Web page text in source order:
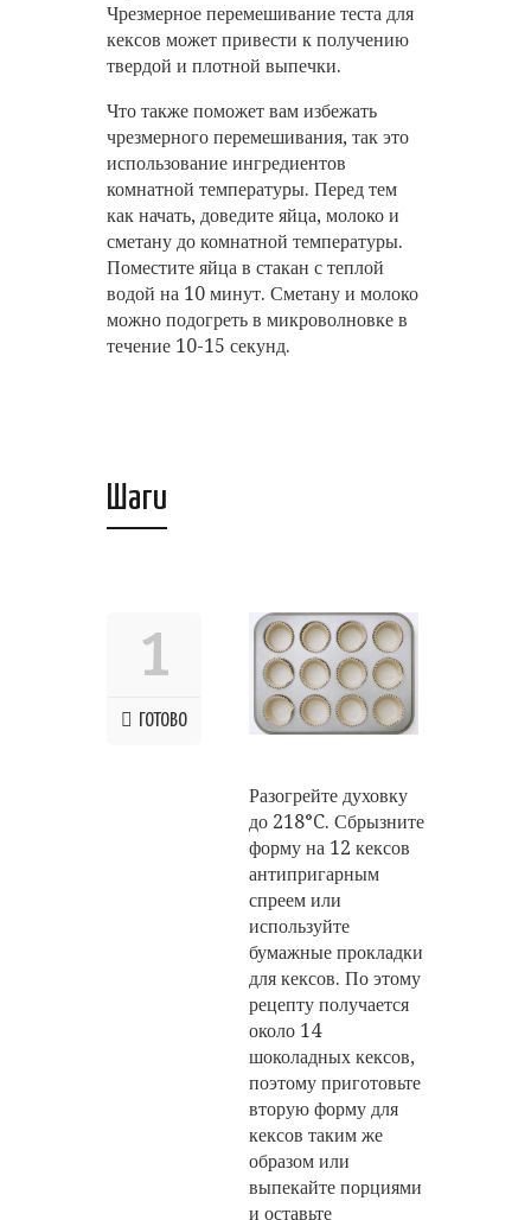
Чрезмерное перемешивание теста для
кексов может привести к получению
твердой и плотной выпечки.
Что также поможет вам избежать
чрезмерного перемешивания, так это
использование ингредиентов
комнатной температуры. Перед тем
как начать, доведите яйца, молоко и
сметану до комнатной температуры.
Поместите яйца в стакан с теплой
водой на 10 минут. Сметану и молоко
можно подогреть в микроволновке в
течение 10-15 секунд.
Шаги
1
ГОТОВО
Разогрейте духовку
до 218°C. Сбрызните
форму на 12 кексов
антипригарным
спреем или
используйте
бумажные прокладки
для кексов. По этому
рецепту получается
около 14
шоколадных кексов,
поэтому приготовьте
вторую форму для
кексов таким же
образом или
выпекайте порциями
и оставьте